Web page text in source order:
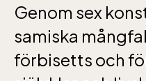
Genom sex
samiska
förbisetts och
entrén
jan-mars vardagar
alla dagar 10-16,